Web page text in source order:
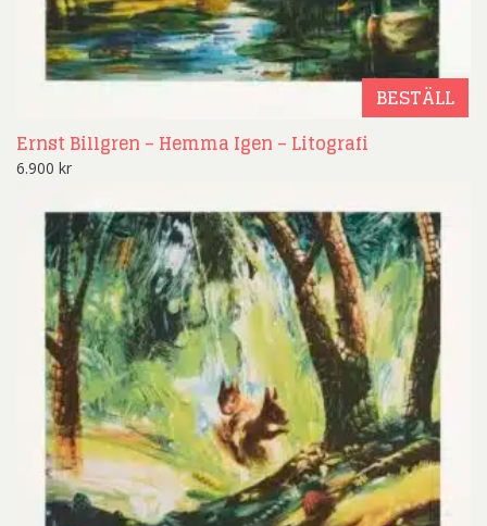
BESTÄLL
Ernst Billgren – Hemma Igen – Litografi
6.900 kr